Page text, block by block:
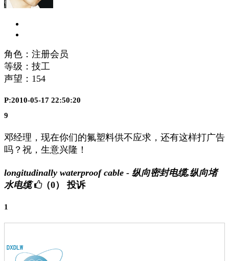
角色：注册会员
等级：技工
声望： 154
P:2010-05-17 22:50:20
9
邓经理，现在你们的氟塑料供不应求，还有这样打广告
吗？祝，生意兴隆！
longitudinally waterproof cable - 纵向密封电缆,纵向堵
水电缆
（0） 投诉
1